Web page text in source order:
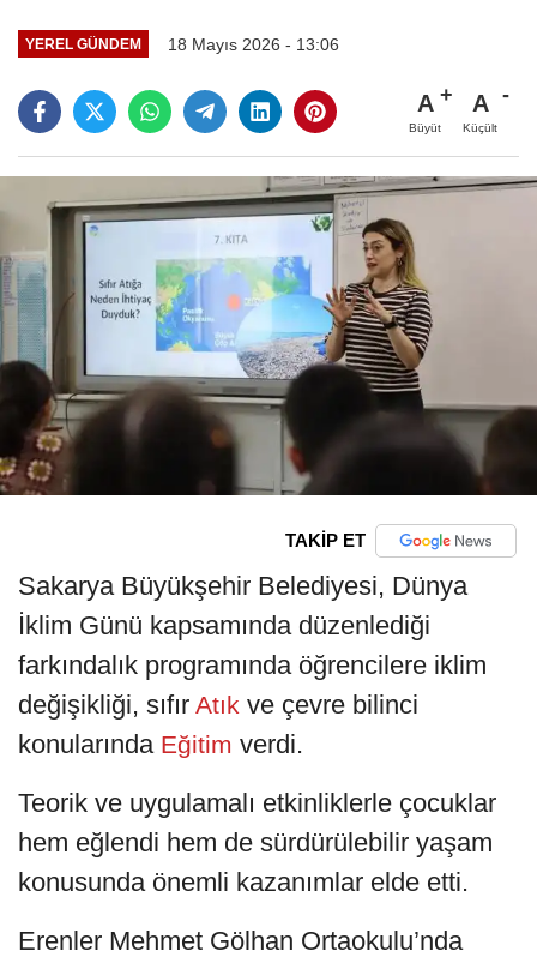
YEREL GÜNDEM 18 Mayıs 2026 - 13:06
A
Büyüt
A
Küçült
TAKİP ET
Sakarya Büyükşehir Belediyesi, Dünya
İklim Günü kapsamında düzenlediği
farkındalık programında öğrencilere iklim
değişikliği, sıfır Atık ve çevre bilinci
konularında Eğitim verdi.
Teorik ve uygulamalı etkinliklerle çocuklar
hem eğlendi hem de sürdürülebilir yaşam
konusunda önemli kazanımlar elde etti.
Erenler Mehmet Gölhan Ortaokulu’nda